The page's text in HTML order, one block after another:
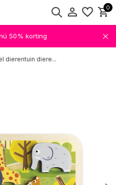
0
50% korting
dierentuin diere...